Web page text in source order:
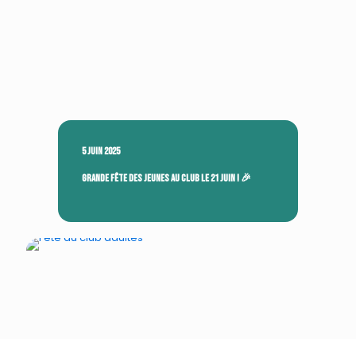
5 juin 2025
Grande fête des jeunes au club le 21 juin ! 🎉